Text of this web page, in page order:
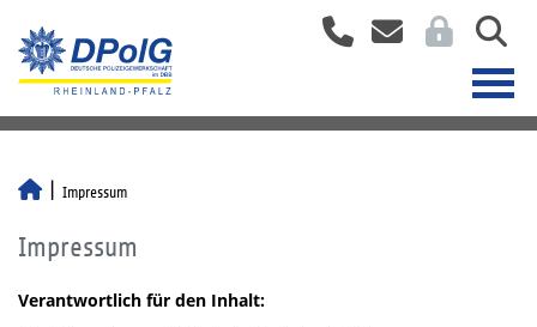
Impressum
Impressum
Verantwortlich für den Inhalt: